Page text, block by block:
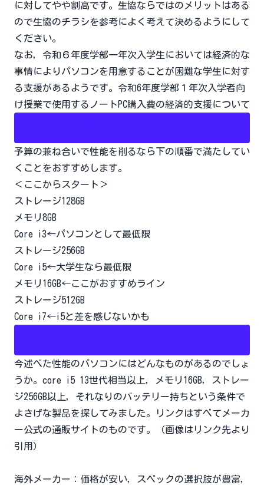
に対してやや割高です。生協ならではのメリットはある
ので生協のチラシを参考によく考えて決めるようにして
ください。
なお，令和６年度学部一年次入学生においては経済的な
事情によりパソコンを用意することが困難な学生に対す
る支援があるようです。 令和6年度学部１年次入学者向
け授業で使用するノートPC購入費の経済的支援について
予算の兼ね合いで性能を削るなら下の順番で満たしてい
くことをおすすめします。
＜ここからスタート＞
ストレージ128GB
メモリ8GB
Core i3←パソコンとして最低限
ストレージ256GB
Core i5←大学生なら最低限
メモリ16GB←ここがおすすめライン
ストレージ512GB
Core i7←i5と差を感じないかも
今述べた性能のパソコンにはどんなものがあるのでしょ
うか。core i5 13世代相当以上，メモリ16GB，ストレー
ジ256GB以上，それなりのバッテリー持ちという条件で
よさげな製品を探してみました。リンクはすべてメーカ
ー公式の通販サイトのものです。（画像はリンク先より
引用）
海外メーカー：価格が安い，スペックの選択肢が豊富，